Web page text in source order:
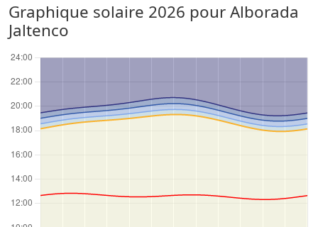
Graphique solaire 2026 pour Alborada
Jaltenco